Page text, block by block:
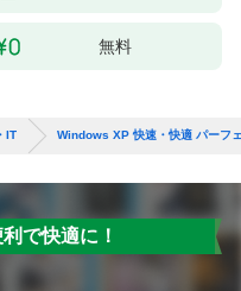
無料
IT Windows XP 快速・快適 パーフ
で快適に！